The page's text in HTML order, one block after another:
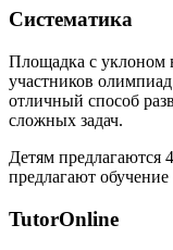
Систематика
Площадка с уклоном
участников
отличный способ
сложных задач.
Детям предлагаются
предлагают
TutorOnline